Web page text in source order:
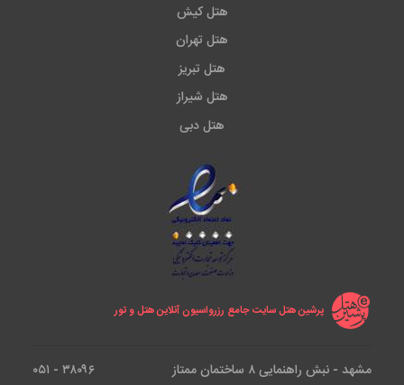
هتل کیش
هتل تهران
هتل تبریز
هتل شیراز
هتل دبی
پرشین هتل سایت جامع رزرواسیون آنلاین هتل و تور
مشهد - نبش راهنمایی ۸ ساختمان ممتاز
۳۸۰۹۶ - ۰۵۱